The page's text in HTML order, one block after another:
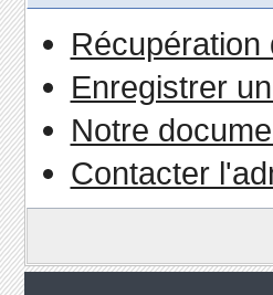
Récupération
Enregistrer
Notre
Contacter